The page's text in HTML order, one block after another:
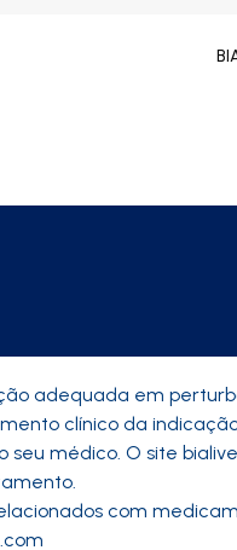
adequada em
clínico da
médico. O site
com